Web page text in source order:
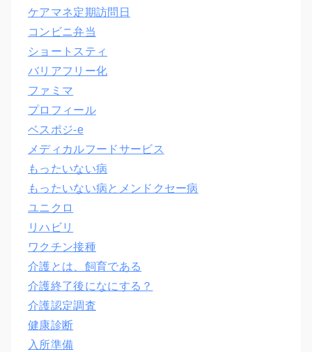
ケアマネ定期訪問日
コンビニ弁当
ショートスティ
バリアフリー化
ファミマ
プロフィール
ベスポジ-e
メディカルフードサービス
もったいない病
もったいない病とメンドクセー病
ユニクロ
リハビリ
ワクチン接種
介護とは、飼育である
介護終了後になにする？
介護認定調査
健康診断
入所準備